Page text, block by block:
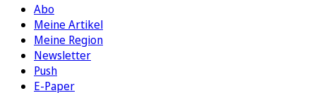
Abo
Meine Artikel
Meine Region
Newsletter
Push
E-Paper